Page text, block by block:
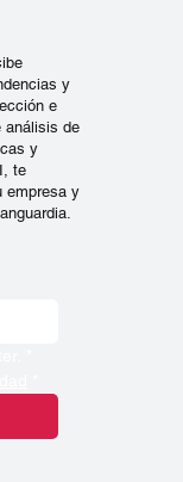
y
e
análisis de
y
te
empresa y